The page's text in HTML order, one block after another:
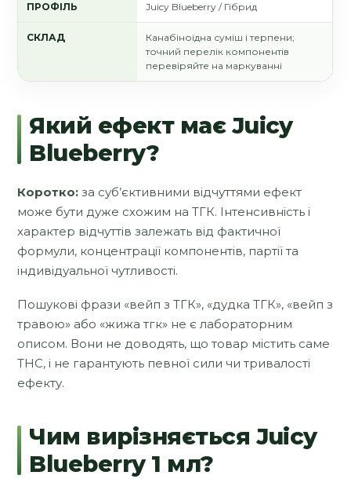
ПРОФІЛЬ Juicy Blueberry / Гібрид
СКЛАД
Канабіноїдна суміш і терпени;
точний перелік компонентів
перевіряйте на маркуванні
Який ефект має Juicy
Blueberry?
Коротко: за суб’єктивними відчуттями ефект
може бути дуже схожим на ТГК. Інтенсивність і
характер відчуттів залежать від фактичної
формули, концентрації компонентів, партії та
індивідуальної чутливості.
Пошукові фрази «вейп з ТГК», «дудка ТГК», «вейп з
травою» або «жижа тгк» не є лабораторним
описом. Вони не доводять, що товар містить саме
THC, і не гарантують певної сили чи тривалості
ефекту.
Чим вирізняється Juicy
Blueberry 1 мл?